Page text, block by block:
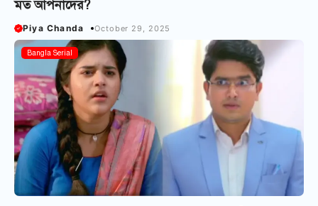
মত আপনাদের?
Piya Chanda October 29, 2025
Bangla Serial